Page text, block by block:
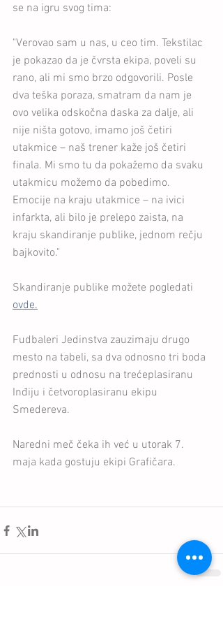
se na igru svog tima:
"Verovao sam u nas, u ceo tim. Tekstilac
je pokazao da je čvrsta ekipa, poveli su
rano, ali mi smo brzo odgovorili. Posle
dva teška poraza, smatram da nam je
ovo velika odskočna daska za dalje, ali
nije ništa gotovo, imamo još četiri
utakmice – naš trener kaže još četiri
finala. Mi smo tu da pokažemo da svaku
utakmicu možemo da pobedimo.
Emocije na kraju utakmice – na ivici
infarkta, ali bilo je prelepo zaista, na
kraju skandiranje publike, jednom rečju
bajkovito."
Skandiranje publike možete pogledati
ovde.
Fudbaleri Jedinstva zauzimaju drugo
mesto na tabeli, sa dva odnosno tri boda
prednosti u odnosu na trećeplasiranu
Inđiju i četvoroplasiranu ekipu
Smedereva.
Naredni meč čeka ih već u utorak 7.
maja kada gostuju ekipi Grafičara.